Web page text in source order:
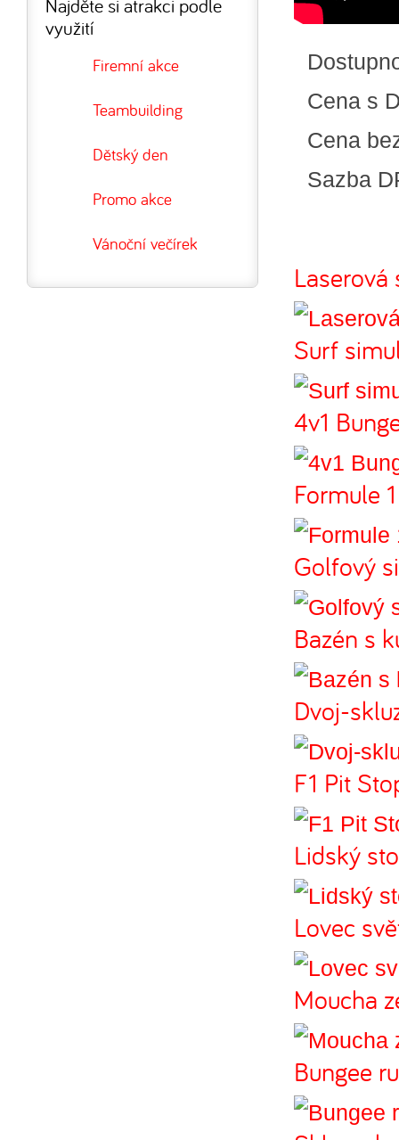
Cena s
Cena
Sazba
Laserová
Surf
4v1
Formule
Golfový
Bazén s
Dvoj-
F1 Pit
Lidský
Lovec
Moucha
Bungee
využití
Firemní akce
Teambuilding
Dětský den
Promo akce
Vánoční večírek